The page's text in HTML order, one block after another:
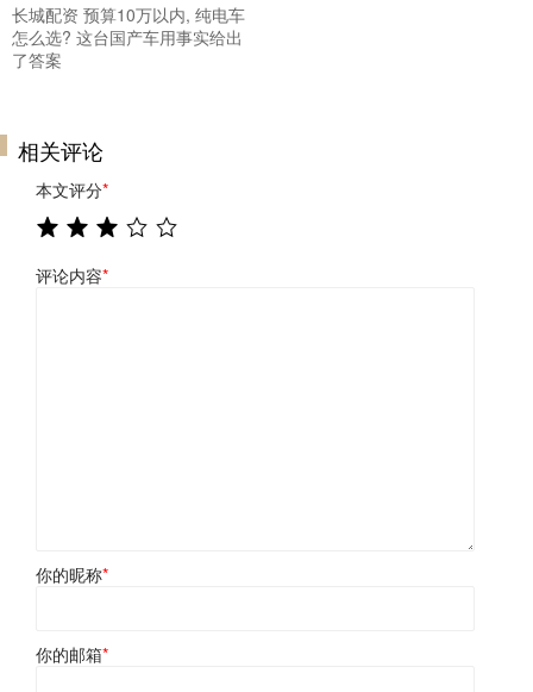
长城配资 预算10万以内, 纯电车
怎么选? 这台国产车用事实给出
了答案
相关评论
本文评分*
评论内容*
你的昵称*
你的邮箱*